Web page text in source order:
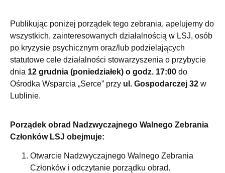
Publikując poniżej porządek tego zebrania, apelujemy do
wszystkich, zainteresowanych działalnością w LSJ, osób
po kryzysie psychicznym oraz/lub podzielających
statutowe cele działalności stowarzyszenia o przybycie
dnia 12 grudnia (poniedziałek) o godz. 17:00 do
Ośrodka Wsparcia „Serce” przy ul. Gospodarczej 32 w
Lublinie.
Porządek obrad Nadzwyczajnego Walnego Zebrania
Członków LSJ obejmuje:
Otwarcie Nadzwyczajnego Walnego Zebrania
Członków i odczytanie porządku obrad.